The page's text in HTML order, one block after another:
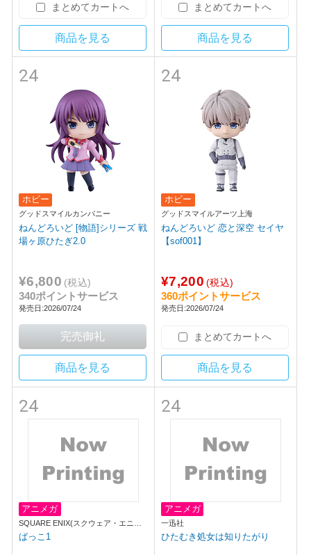
まとめてカートへ
商品を見る
まとめてカートへ
商品を見る
24
ホビー
グッドスマイルカンパニー
ねんどろいど [物語]シリーズ 戦
場ヶ原ひたぎ2.0
¥6,800 (税込)
340ポイントサービス
発売日:2026/07/24
商品を見る
24
ホビー
グッドスマイルアーツ上海
ねんどろいど 恋と深空 セイヤ
【sof001】
¥7,200 (税込)
360ポイントサービス
発売日:2026/07/24
まとめてカートへ
商品を見る
24
アニメガ
SQUARE ENIX(スクウェア・エニッ
クス)
ばっこ1
24
アニメガ
一迅社
ひたむき処女は知りたがり